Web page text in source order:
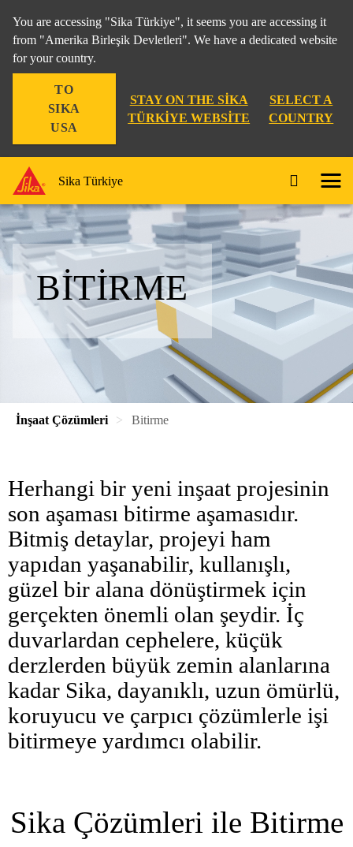
You are accessing "Sika Türkiye", it seems you are accessing it
from "Amerika Birleşik Devletleri". We have a dedicated website
for your country.
TO
SIKA
USA
STAY ON THE SIKA
TÜRKIYE WEBSITE
SELECT A
COUNTRY
Sika Türkiye
BITIRME
İnşaat Çözümleri Bitirme
Herhangi bir yeni inşaat projesinin
son aşaması bitirme aşamasıdır.
Bitmiş detaylar, projeyi ham
yapıdan yaşanabilir, kullanışlı,
güzel bir alana dönüştirmek için
gerçekten önemli olan şeydir. İç
duvarlardan cephelere, küçük
derzlerden büyük zemin alanlarına
kadar Sika, dayanıklı, uzun ömürlü,
koruyucu ve çarpıcı çözümlerle işi
bitirmeye yardımcı olabilir.
Sika Çözümleri ile Bitirme